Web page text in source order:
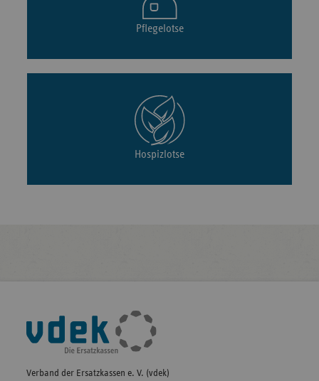
Pflegelotse
Hospizlotse
Fußleisten-
Navigation
Verband der Ersatzkassen e. V. (vdek)